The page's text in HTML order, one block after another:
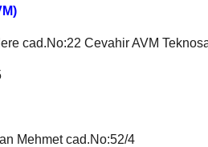
cad.No:22 Cevahir AVM
Mehmet cad.No:52/4